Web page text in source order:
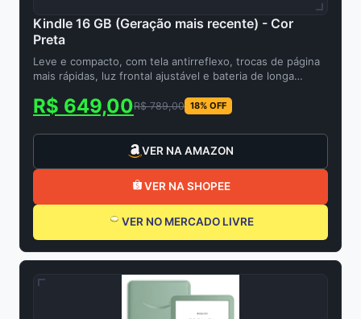
Kindle 16 GB (Geração mais recente) - Cor
Preta
Leve e compacto, com tela antirreflexo, trocas de página
mais rápidas, luz frontal ajustável e bateria de longa
R$ 649,00R$ 789,00 18% OFF
VER NA AMAZON
VER NA SHOPEE
VER NO MERCADO LIVRE